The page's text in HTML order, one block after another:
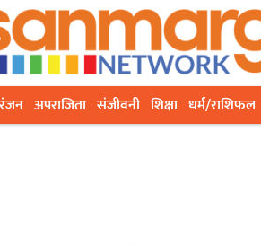
अपराजिता संजीवनी शिक्षा धर्म/राशिफल